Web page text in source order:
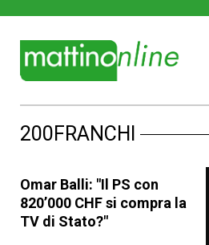
200FRANCHI
Omar Balli: "Il PS con
820’000 CHF si compra la
TV di Stato?"